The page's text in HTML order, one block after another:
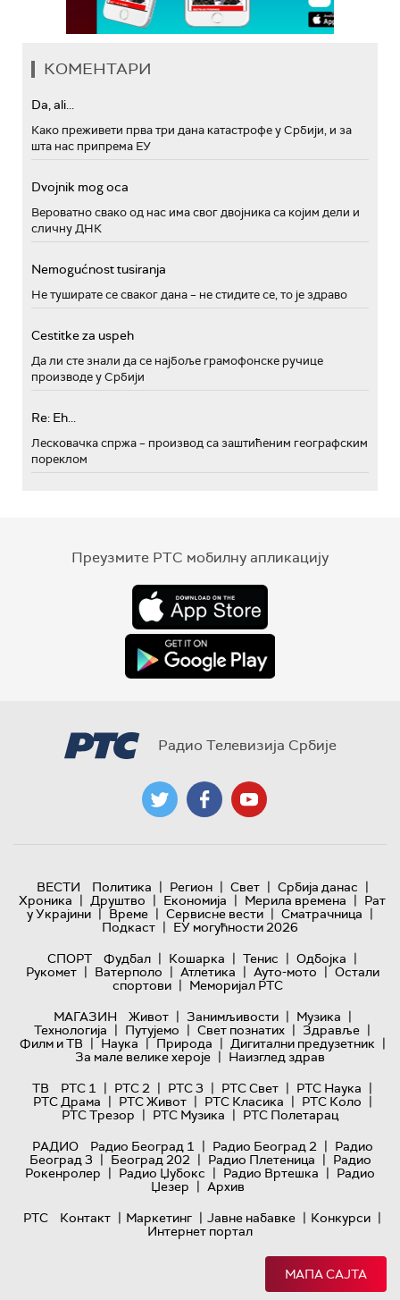
КОМЕНТАРИ
Da, ali...
Како преживети прва три дана катастрофе у Србији, и за
шта нас припрема ЕУ
Dvojnik mog oca
Вероватно свако од нас има свог двојника са којим дели и
сличну ДНК
Nemogućnost tusiranja
Не туширате се сваког дана – не стидите се, то је здраво
Cestitke za uspeh
Да ли сте знали да се најбоље грамофонске ручице
производе у Србији
Re: Eh...
Лесковачка спржа – производ са заштићеним географским
пореклом
Преузмите РТС мобилну апликацију
Радио Телевизија Србије
ВЕСТИ Политика | Регион | Свет | Србија данас |
Хроника | Друштво | Економија | Мерила времена | Рат
у Украјини | Време | Сервисне вести | Сматрачница |
Подкаст | ЕУ могућности 2026
СПОРТ
Фудбал | Кошарка | Тенис | Одбојка |
Рукомет | Ватерполо | Атлетика | Ауто-мото | Остали
спортови | Меморијал РТС
МАГАЗИН
Живот | Занимљивости | Музика |
Технологијa | Путујемо | Свет познатих | Здравље |
Филм и ТВ | Наука | Природа | Дигитални предузетник |
За мале велике хероје | Наизглед здрав
ТВ
РТС 1 | РТС 2 | РТС 3 | РТС Свет | РТС Наука |
РТС Драма | РТС Живот | РТС Класика | РТС Коло |
РТС Трезор | РТС Музика | РТС Полетарац
РАДИО
Радио Београд 1 | Радио Београд 2 | Радио
Београд 3 | Београд 202 | Радио Плетеница | Радио
Рокенролер | Радио Џубокс | Радио Вртешка | Радио
Џезер | Архив
РТС
Контакт | Маркетинг | Јавне набавке | Конкурси |
Интернет портал
МАПА САЈТА